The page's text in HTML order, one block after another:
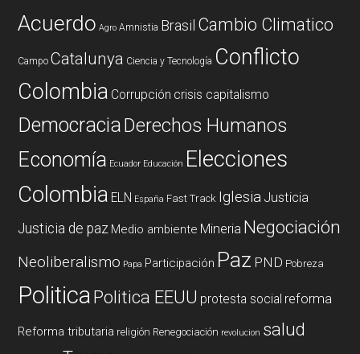
Acuerdo Agro Amnistia Brasil Cambio Climatico
Campo Catalunya Ciencia y Tecnología Conflicto
Colombia Corrupción crisis capitalismo
DemocraciaDerechos Humanos
Economía Ecuador Educación Elecciones
Colombia ELN España Fast Track Iglesia Justicia
Justicia de paz Medio ambiente Mineria Negociación
Neoliberalismo Papa Participación Paz PND Pobreza
PoliticaPolitica EEUU protesta social reforma
Reforma tributaria religión Renegociación revolucion salud